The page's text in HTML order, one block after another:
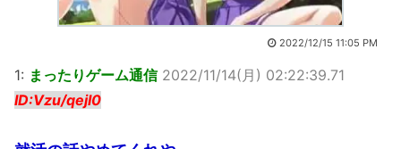
2022/12/15 11:05 PM
1: まったりゲーム通信 2022/11/14(月) 02:22:39.71
ID:Vzu/qejI0